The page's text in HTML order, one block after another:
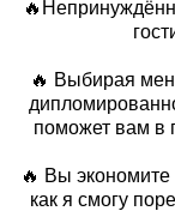
🔥 Выбирая
поможет вам в
🔥 Вы экономите
как я смогу